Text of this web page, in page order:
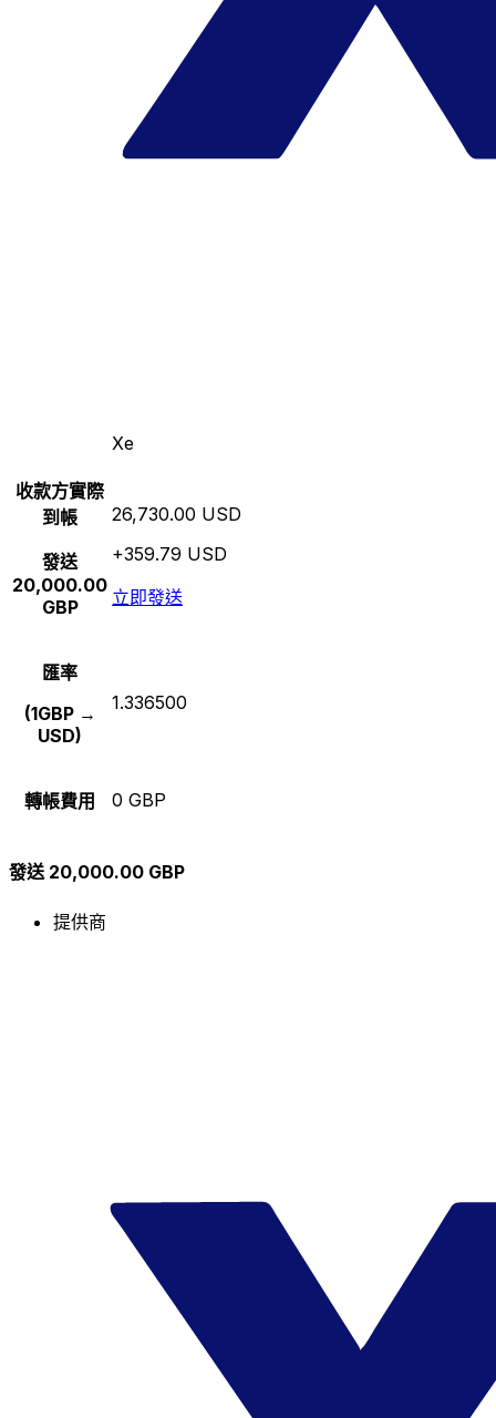
Xe
收款方實際
到帳
發送
20,000.00
GBP
26,730.00 USD
+359.79 USD
立即發送
匯率
(1GBP →
USD)
1.336500
轉帳費用 0 GBP
發送 20,000.00 GBP
提供商